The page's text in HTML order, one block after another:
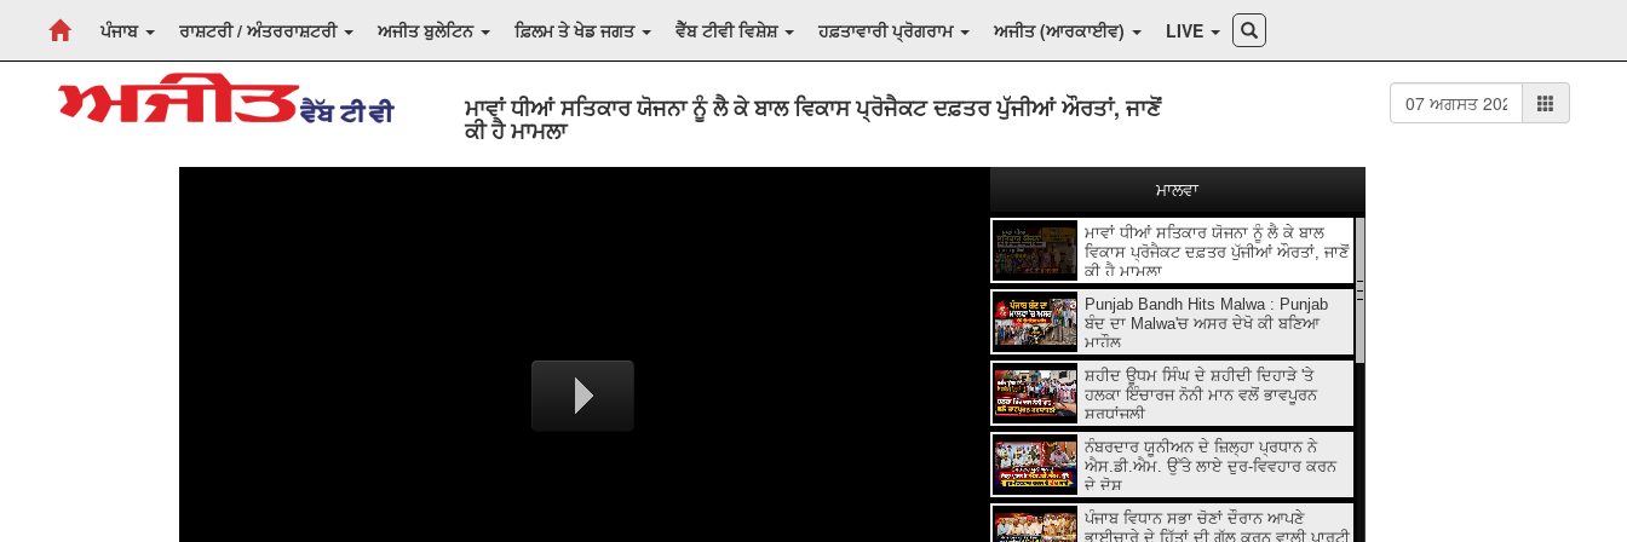
ਪੰਜਾਬ ਰਾਸ਼ਟਰੀ / ਅੰਤਰਰਾਸ਼ਟਰੀ ਅਜੀਤ ਬੁਲੇਟਿਨ ਫ਼ਿਲਮ ਤੇ ਖੇਡ ਜਗਤ ਵੈੱਬ ਟੀਵੀ ਵਿਸ਼ੇਸ਼ ਹਫ਼ਤਾਵਾਰੀ ਪ੍ਰੋਗਰਾਮ ਅਜੀਤ (ਆਰਕਾਈਵ) LIVE
ਮਾਵਾਂ ਧੀਆਂ ਸਤਿਕਾਰ ਯੋਜਨਾ ਨੂੰ ਲੈ ਕੇ ਬਾਲ ਵਿਕਾਸ ਪ੍ਰੋਜੈਕਟ ਦਫ਼ਤਰ ਪੁੱਜੀਆਂ ਔਰਤਾਂ, ਜਾਣੋਂ
ਕੀ ਹੈ ਮਾਮਲਾ
ਮਾਵਾਂ ਧੀਆਂ ਸਤਿਕਾਰ ਯੋਜਨਾ ਨੂੰ ਲੈ ਕੇ ਬਾਲ
ਵਿਕਾਸ ਪ੍ਰੋਜੈਕਟ ਦਫ਼ਤਰ ਪੁੱਜੀਆਂ ਔਰਤਾਂ, ਜਾਣੋਂ
ਕੀ ਹੈ ਮਾਮਲਾ
Punjab Bandh Hits Malwa : Punjab
ਬੰਦ ਦਾ Malwa'ਚ ਅਸਰ ਦੇਖੋ ਕੀ ਬਣਿਆ
ਮਾਹੌਲ
ਸ਼ਹੀਦ ਊਧਮ ਸਿੰਘ ਦੇ ਸ਼ਹੀਦੀ ਦਿਹਾੜੇ 'ਤੇ
ਹਲਕਾ ਇੰਚਾਰਜ ਨੋਨੀ ਮਾਨ ਵਲੋਂ ਭਾਵਪੂਰਨ
ਸ਼ਰਧਾਂਜਲੀ
ਨੰਬਰਦਾਰ ਯੂਨੀਅਨ ਦੇ ਜ਼ਿਲ੍ਹਾ ਪ੍ਰਧਾਨ ਨੇ
ਐਸ.ਡੀ.ਐਮ. ਉੱਤੇ ਲਾਏ ਦੁਰ-ਵਿਵਹਾਰ ਕਰਨ
ਦੇ ਦੋਸ਼
ਪੰਜਾਬ ਵਿਧਾਨ ਸਭਾ ਚੋਣਾਂ ਦੌਰਾਨ ਆਪਣੇ
ਭਾਈਚਾਰੇ ਦੇ ਹਿੱਤਾਂ ਦੀ ਗੱਲ ਕਰਨ ਵਾਲੀ ਪਾਰਟੀ
ਮਾਲਵਾ